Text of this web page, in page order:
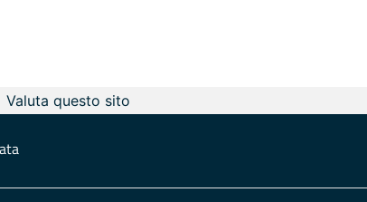
Valuta questo sito